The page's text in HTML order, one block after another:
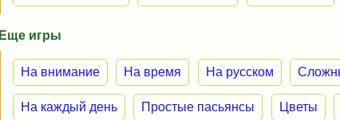
Еще игры
На внимание На время На русском
На каждый день Простые пасьянсы Цветы